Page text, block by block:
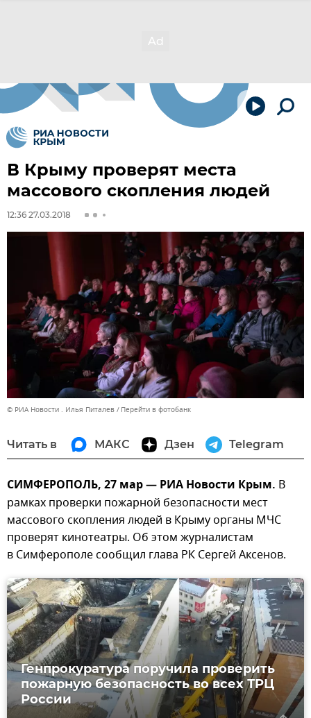
В Крыму проверят места
массового скопления людей
12:36 27.03.2018
© РИА Новости . Илья Питалев Перейти в фотобанк
Читать в МАКС Дзен Telegram
СИМФЕРОПОЛЬ, 27 мар — РИА Новости Крым. В
рамках проверки пожарной безопасности мест
массового скопления людей в Крыму органы МЧС
проверят кинотеатры. Об этом журналистам
в Симферополе сообщил глава РК Сергей Аксенов.
Генпрокуратура поручила проверить
пожарную безопасность во всех ТРЦ
России